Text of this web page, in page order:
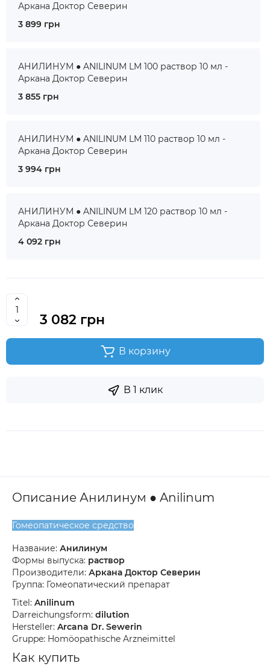
Аркана Доктор Северин
3 899 грн
АНИЛИНУМ ● ANILINUM LM 100 раствор 10 мл -
Аркана Доктор Северин
3 855 грн
АНИЛИНУМ ● ANILINUM LM 110 раствор 10 мл -
Аркана Доктор Северин
3 994 грн
АНИЛИНУМ ● ANILINUM LM 120 раствор 10 мл -
Аркана Доктор Северин
4 092 грн
3 082 грн
В корзину
В 1 клик
Описание Анилинум ● Anilinum
Гомеопатическое средство
Название: Анилинум
Формы выпуска: раствор
Производители: Аркана Доктор Северин
Группа: Гомеопатический препарат
Titel: Anilinum
Darreichungsform: dilution
Hersteller: Arcana Dr. Sewerin
Gruppe: Homöopathische Arzneimittel
Как купить